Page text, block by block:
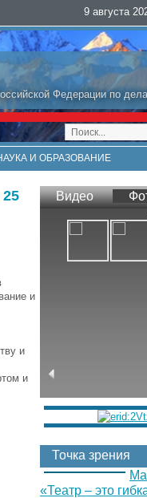
9 августа
Федерации по
И ОБРАЗОВАНИЕ
и
и
и
Видео
Точка зрения
«Театр – это